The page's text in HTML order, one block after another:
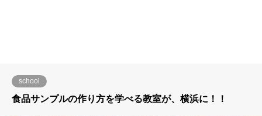
school
食品サンプルの作り方を学べる教室が、横浜に！！